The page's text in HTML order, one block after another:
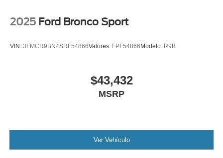
2025 Ford Bronco Sport
VIN: 3FMCR9BN4SRF54866Valores: FPF54866Modelo: R9B
$43,432
MSRP
Ver Vehículo